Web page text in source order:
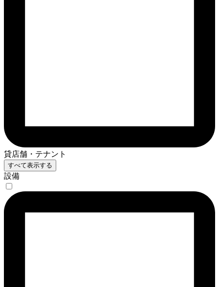
貸店舗・テナント
すべて表示する
設備